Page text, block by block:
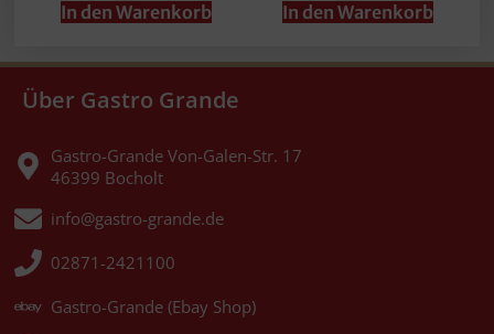
In den Warenkorb In den Warenkorb
Über Gastro Grande
Gastro-Grande Von-Galen-Str. 17
46399 Bocholt
info@gastro-grande.de
02871-2421100
Gastro-Grande (Ebay Shop)